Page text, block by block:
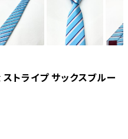
ライプ サックスブルー